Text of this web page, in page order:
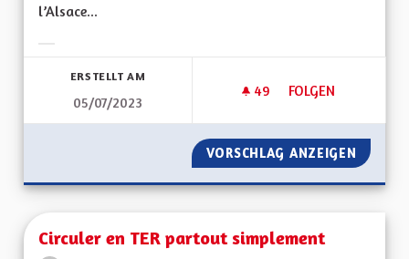
l’Alsace...
ERSTELLT AM
05/07/2023
49 49 FOLLOWER
FOLGEN
CESSER DE
VORSCHLAG ANZEIGEN
Circuler en TER partout simplement